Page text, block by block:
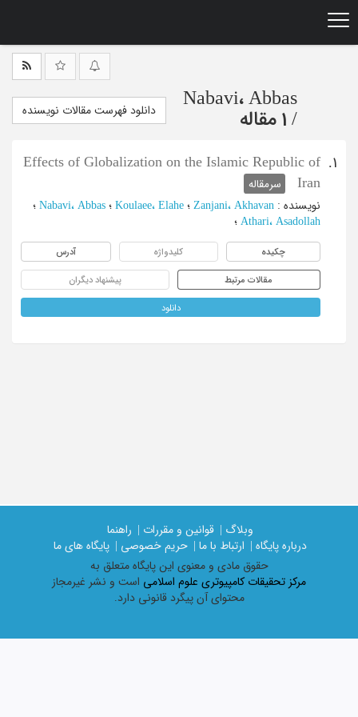
Nabavi، Abbas
/ 1 مقاله دانلود فهرست مقالات نویسنده
1.
Effects of Globalization on the Islamic Republic of
Iran
سرمقاله
نویسنده : Zanjani، Akhavan ؛ Koulaee، Elahe ؛ Nabavi، Abbas ؛
Athari، Asadollah ؛
چکیده کلیدواژه آدرس
مقالات مرتبط پیشنهاد دیگران
دانلود
وبلاگ | قوانین و مقررات |
راهنما
درباره پایگاه |
ارتباط با ما | حریم خصوصی |
پایگاه های ما
حقوق مادی و معنوی اين پايگاه متعلق به
مرکز تحقیقات کامپیوتری علوم اسلامی است و نشر غیرمجاز
محتوای آن پیگرد قانونی دارد.